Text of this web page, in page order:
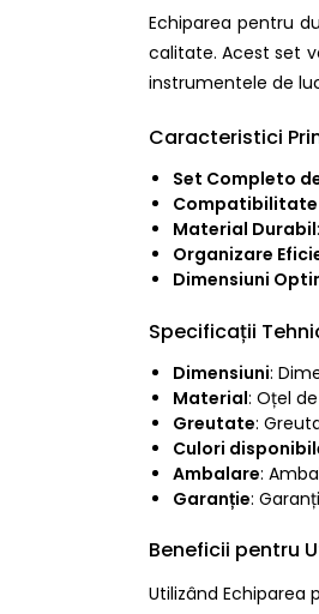
Echiparea pentru
calitate. Acest set
instrumentele de
Caracteristici
Set Completo
Compatibilitate
Material Durabil
Organizare
Dimensiuni
Specificații
Dimensiuni:
Material: Oțel
Greutate:
Culori
Ambalare:
Garanție:
Beneficii pentru
Utilizând Echiparea